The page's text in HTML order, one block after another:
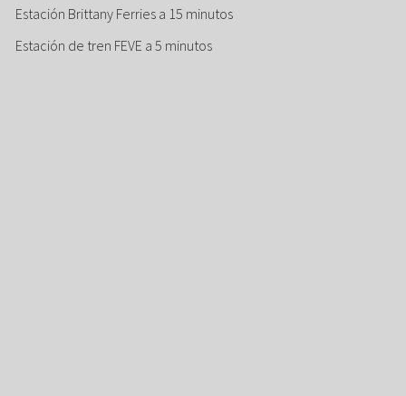
Estación Brittany Ferries a 15 minutos
Estación de tren FEVE a 5 minutos